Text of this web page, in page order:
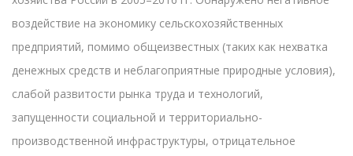
воздействие на экономику сельскохозяйственных
предприятий, помимо общеизвестных (таких как нехватка
денежных средств и неблагоприятные природные условия),
слабой развитости рынка труда и технологий,
запущенности социальной и территориально-
производственной инфраструктуры, отрицательное